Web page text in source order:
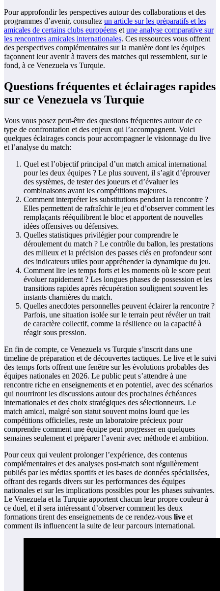
Pour approfondir les perspectives autour des collaborations et des
programmes d’avenir, consultez un article sur les préparatifs et les
amicales de certains clubs européens et une analyse comparative sur
les rencontres amicales internationales. Ces ressources vous offrent
des perspectives complémentaires sur la manière dont les équipes
façonnent leur avenir à travers des matches qui ressemblent, sur le
fond, à ce Venezuela vs Turquie.
Questions fréquentes et éclairages rapides
sur ce Venezuela vs Turquie
Vous vous posez peut-être des questions fréquentes autour de ce
type de confrontation et des enjeux qui l’accompagnent. Voici
quelques éclairages concis pour accompagner le visionnage du live
et l’analyse du match:
Quel est l’objectif principal d’un match amical international
pour les deux équipes ? Le plus souvent, il s’agit d’éprouver
des systèmes, de tester des joueurs et d’évaluer les
combinaisons avant les compétitions majeures.
Comment interpréter les substitutions pendant la rencontre ?
Elles permettent de rafraîchir le jeu et d’observer comment les
remplaçants rééquilibrent le bloc et apportent de nouvelles
idées offensives ou défensives.
Quelles statistiques privilégier pour comprendre le
déroulement du match ? Le contrôle du ballon, les prestations
des milieux et la précision des passes clés en profondeur sont
des indicateurs utiles pour appréhender la dynamique du jeu.
Comment lire les temps forts et les moments où le score peut
évoluer rapidement ? Les longues phases de possession et les
transitions rapides après récupération soulignent souvent les
instants charnières du match.
Quelles anecdotes personnelles peuvent éclairer la rencontre ?
Parfois, une situation isolée sur le terrain peut révéler un trait
de caractère collectif, comme la résilience ou la capacité à
réagir sous pression.
En fin de compte, ce Venezuela vs Turquie s’inscrit dans une
timeline de préparation et de découvertes tactiques. Le live et le suivi
des temps forts offrent une fenêtre sur les évolutions probables des
équipes nationales en 2026. Le public peut s’attendre à une
rencontre riche en enseignements et en potentiel, avec des scénarios
qui nourriront les discussions autour des prochaines échéances
internationales et des choix stratégiques des sélectionneurs. Le
match amical, malgré son statut souvent moins lourd que les
compétitions officielles, reste un laboratoire précieux pour
comprendre comment une équipe peut progresser en quelques
semaines seulement et préparer l’avenir avec méthode et ambition.
Pour ceux qui veulent prolonger l’expérience, des contenus
complémentaires et des analyses post-match sont régulièrement
publiés par les médias sportifs et les bases de données spécialisées,
offrant des regards divers sur les performances des équipes
nationales et sur les implications possibles pour les phases suivantes.
Le Venezuela et la Turquie apportent chacun leur propre couleur à
ce duel, et il sera intéressant d’observer comment les deux
formations tirent des enseignements de ce rendez-vous live et
comment ils influencent la suite de leur parcours international.